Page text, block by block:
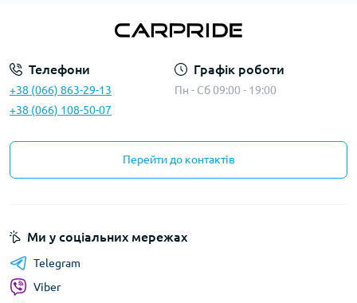
Телефони
+38 (066) 863-29-13
+38 (066) 108-50-07
Графік роботи
Пн - Сб 09:00 - 19:00
Перейти до контактів
Ми у соціальних мережах
Telegram
Viber